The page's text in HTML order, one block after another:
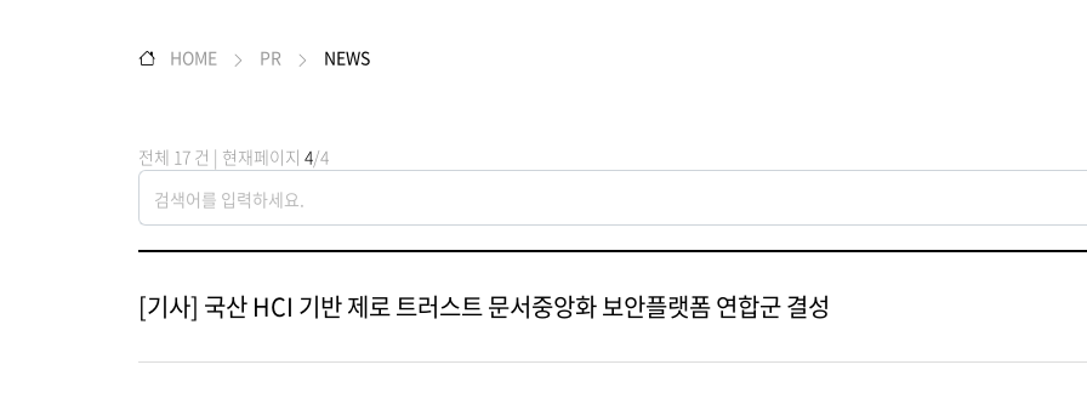
HOME PR NEWS
전체 17 건 | 현재페이지 4/4
[기사] 국산 HCI 기반 제로 트러스트 문서중앙화 보안플랫폼 연합군 결성